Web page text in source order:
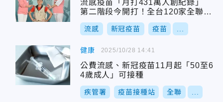
流感疫苗「月打431萬人創紀錄」
第二階段今開打！全台120家全聯也
可接種
流感 新冠疫苗 疫苗
健康
公費流感、新冠疫苗11月起「50至6
4歲成人」可接種
疾管署 疫苗接種站 全聯
2025/10/28 14:41